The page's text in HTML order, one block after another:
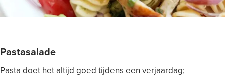
Pastasalade
Pasta doet het altijd goed tijdens een verjaardag;